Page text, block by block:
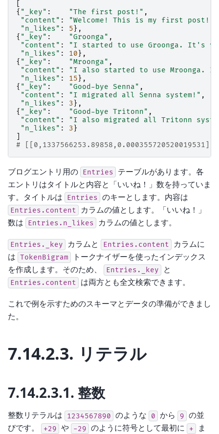
{ "_key" : "The first post!" ,
"content" : "Welcome! This is my first post!"
"n_likes" : 5},
{ "_key" : "Groonga" ,
"content" :
"I started to use Groonga. It's
"n_likes" : 10},
{ "_key" : "Mroonga" ,
"content" :
"I also started to use
"n_likes" : 15},
{ "_key" : "Good-bye Senna" ,
"content" : "I migrated all Senna system!" ,
"n_likes" : 3},
{ "_key" : "Good-bye Tritonn" ,
"content" :
"I also migrated all Tritonn
"n_likes" : 3}
#
ブログエントリ用の Entries
テーブルがあります。各
エントリはタイトルと内容と「いいね！」数を持っていま
す。タイトルは
Entries のキーとします。内容は
Entries.content
カラムの値とします。「いいね！」
数は
Entries.n_likes カラムの値とします。
Entries._key カラムと Entries.content
カラムに
は TokenBigram
トークナイザーを使ったインデックス
を作成します。そのため、
Entries._key と
Entries.content は両方とも全文検索できます。
これで例を示すためのスキーマとデータの準備ができまし
た。
7.14.2.3. リテラル
7.14.2.3.1. 整数
整数リテラルは 1234567890 のような 0 から 9 の並
びです。
+29 や -29 のように符号として最初に + ま